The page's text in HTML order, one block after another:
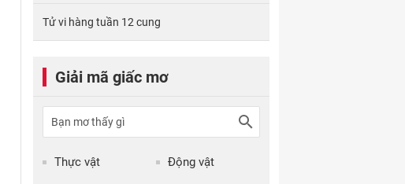
Tử vi hàng tuần 12 cung
Giải mã giấc mơ
Thực vật Động vật